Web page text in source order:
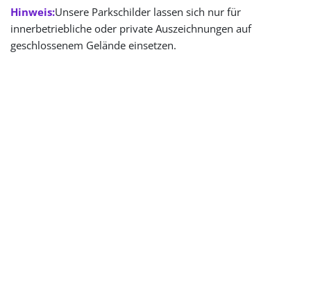
Hinweis:Unsere Parkschilder lassen sich nur für
innerbetriebliche oder private Auszeichnungen auf
geschlossenem Gelände einsetzen.